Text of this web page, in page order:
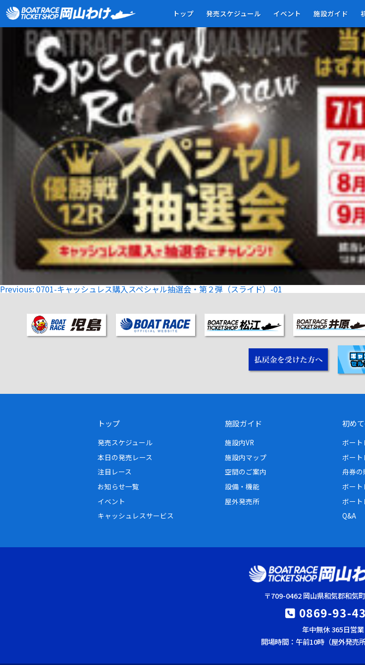
トップ 発売スケジュール イベント 施設ガイド
0701-キャッシュレス購入スペシャル抽選会・第２弾（スライド）-01
投
稿
Previous:0701-キャッシュレス購入スペシャル抽選会・第２弾（スライド）-01
トップ
発売スケジュール
本日の発売レース
注目レース
お知らせ一覧
イベント
キャッシュレスサービス
施設ガイド
施設内VR
施設内マップ
空間のご案内
設備・機能
屋外発売所
初め
ボート
ボート
舟券の
ボート
ボート
Q&A
〒709-0462 岡山県和気郡和気
0869-93-
年中無休 365日営業
開場時間：午前10時（屋外発売